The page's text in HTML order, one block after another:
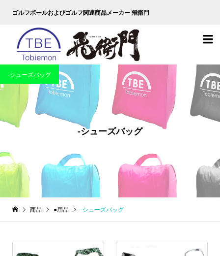
ゴルフボールおよびゴルフ関連商品メーカー 飛衛門

-シューズバッグ
-シューズバッグ
商品 ●用品 -シューズバッグ